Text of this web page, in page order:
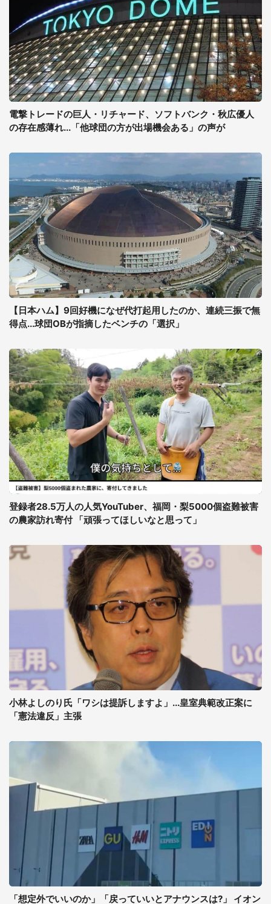
電撃トレードの巨人・リチャード、ソフトバンク・秋広優人
の存在感薄れ...「他球団の方が出場機会ある」の声が
【日本ハム】9回好機になぜ代打起用したのか、連続三振で無
得点...球団OBが指摘したベンチの「選択」
登録者28.5万人の人気YouTuber、福岡・梨5000個盗難被害
の農家訪れ寄付 「頑張ってほしいなと思って」
小林よしのり氏「ワシは提訴しますよ」...皇室典範改正案に
「憲法違反」主張
「想定外でいいのか」「戻っていいとアナウンスは?」 イオン